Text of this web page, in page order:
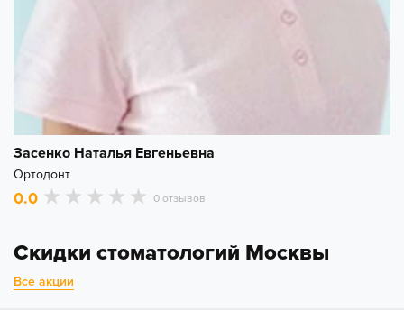
Засенко Наталья Евгеньевна
Ортодонт
0.0 0 отзывов
Скидки стоматологий Москвы
Все акции